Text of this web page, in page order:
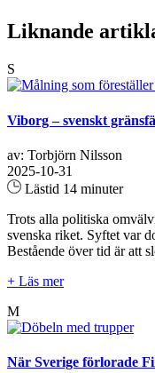
Liknande
S
Viborg – svenskt
av: Torbjörn Nilsson
2025-10-31
Lästid 14 minuter
Trots alla politiska
svenska riket. Syftet var
Bestående över tid är att
+ Läs mer
M
När Sverige förlorade